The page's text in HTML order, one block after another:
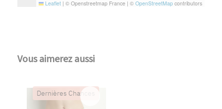
Leaflet | © Openstreetmap France | © OpenStreetMap contributors
Vous aimerez aussi
Dernières Chances